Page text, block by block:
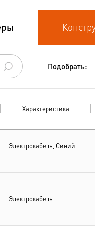
Подобрать:
Характеристика
Электрокабель, Синий
Электрокабель